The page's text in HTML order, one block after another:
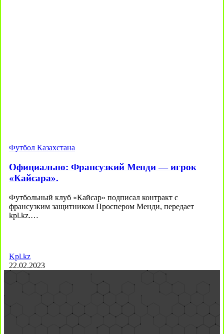
Футбол Казахстана
Официально: Франсузкий Менди — игрок
«Кайсара».
Футбольный клуб «Кайсар» подписал контракт с
франсузким защитником Проспером Менди, передает
kpl.kz.…
Kpl.kz
22.02.2023